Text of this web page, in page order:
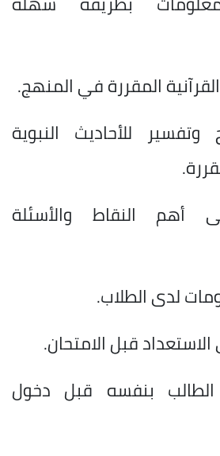
المقررة في المنهج.
للأحاديث النبوية
أهم النقاط والأسئلة
لدى الطلاب.
قبل الامتحان.
الطالب بنفسه قبل دخول